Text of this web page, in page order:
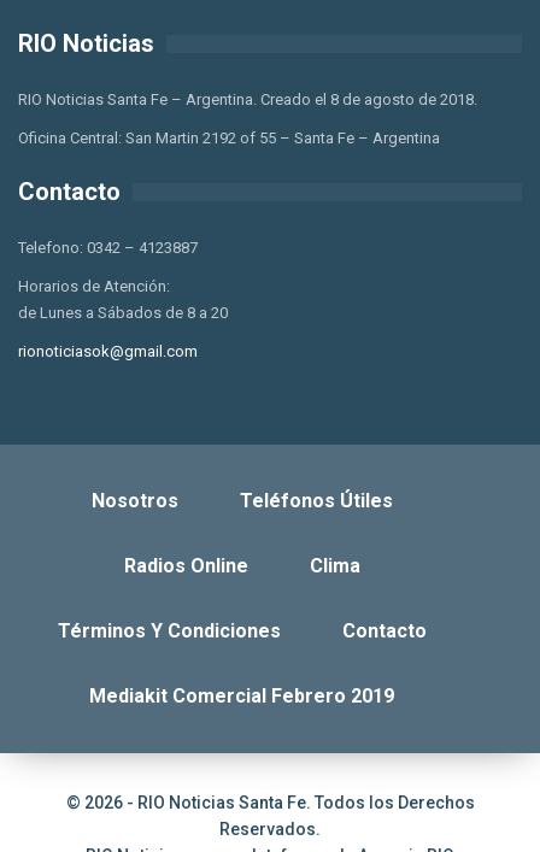
RIO Noticias
RIO Noticias Santa Fe – Argentina. Creado el 8 de agosto de 2018.
Oficina Central: San Martin 2192 of 55 – Santa Fe – Argentina
Contacto
Telefono: 0342 – 4123887
Horarios de Atención:
de Lunes a Sábados de 8 a 20
rionoticiasok@gmail.com
Nosotros Teléfonos Útiles
Radios Online Clima
Términos Y Condiciones Contacto
Mediakit Comercial Febrero 2019
© 2026 - RIO Noticias Santa Fe. Todos los Derechos
Reservados.